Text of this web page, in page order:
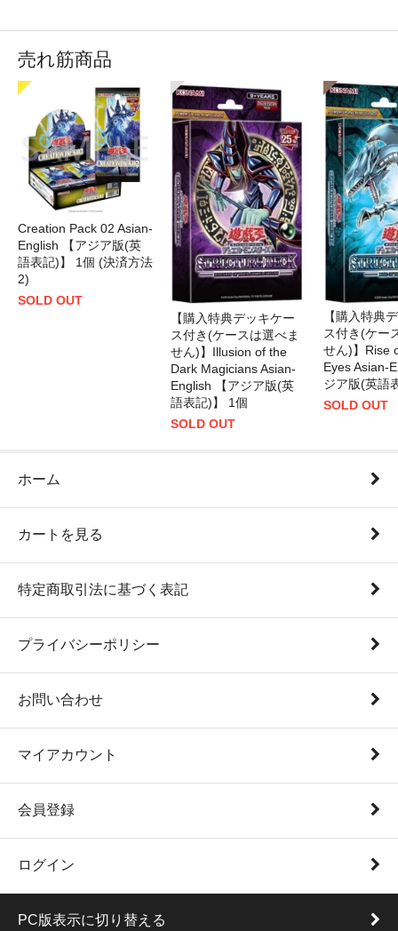
売れ筋商品
Creation Pack 02 Asian-
English 【アジア版(英
語表記)】 1個 (決済方法
2)
SOLD OUT
【購入特典デッキケー
ス付き(ケースは選べま
せん)】Illusion of the
Dark Magicians Asian-
English 【アジア版(英
語表記)】 1個
SOLD OUT
【購入特典
ス付き(ケー
せん)】Rise
Eyes Asian-
ジア版(英語
SOLD OUT
ホーム
カートを見る
特定商取引法に基づく表記
プライバシーポリシー
お問い合わせ
マイアカウント
会員登録
ログイン
PC版表示に切り替える